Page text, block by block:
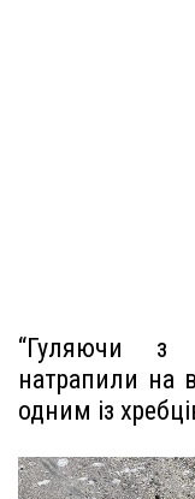
“Гуляючи з
натрапили на
одним із